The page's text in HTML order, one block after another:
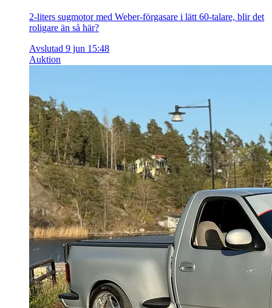
2-liters sugmotor med Weber-förgasare i lätt 60-talare, blir det
roligare än så här?
Avslutad 9 jun 15:48
Auktion